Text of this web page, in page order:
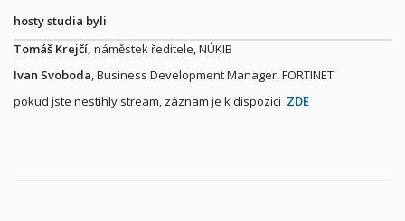
hosty studia byli
Tomáš Krejčí, náměstek ředitele, NÚKIB
Ivan Svoboda , Business Development Manager, FORTINET
pokud jste nestihly stream, záznam je k dispozici ZDE